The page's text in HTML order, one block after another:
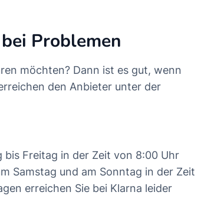
Problemen
möchten? Dann ist es gut, wenn
den Anbieter unter der
Freitag in der Zeit von 8:00 Uhr
Samstag und am Sonntag in der Zeit
erreichen Sie bei Klarna leider